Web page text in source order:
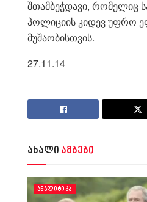
შთამბეჭდავი, რომელიც
პოლიციის კიდევ უფრო
მუშაობისთვის.
27.11.14
ახალი ამბები
ᲐᲜᲐᲚᲘᲢᲘᲙᲐ